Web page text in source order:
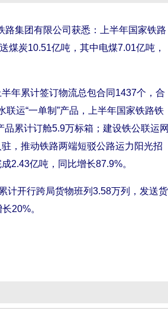
集团有限公司获悉：上半年国家铁路
煤炭10.51亿吨，其中电煤7.01亿吨，
累计签订物流总包合同1437个，合
运“一单制”产品，上半年国家铁路铁
品累计订舱5.9万标箱；建设铁公联运网
，推动铁路两端短驳公路运力阳光招
2.43亿吨，同比增长87.9%。
开行跨局货物班列3.58万列，发送货
20%。